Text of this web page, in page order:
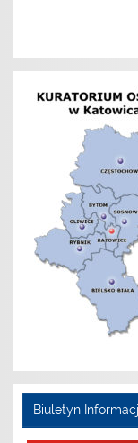
Biuletyn